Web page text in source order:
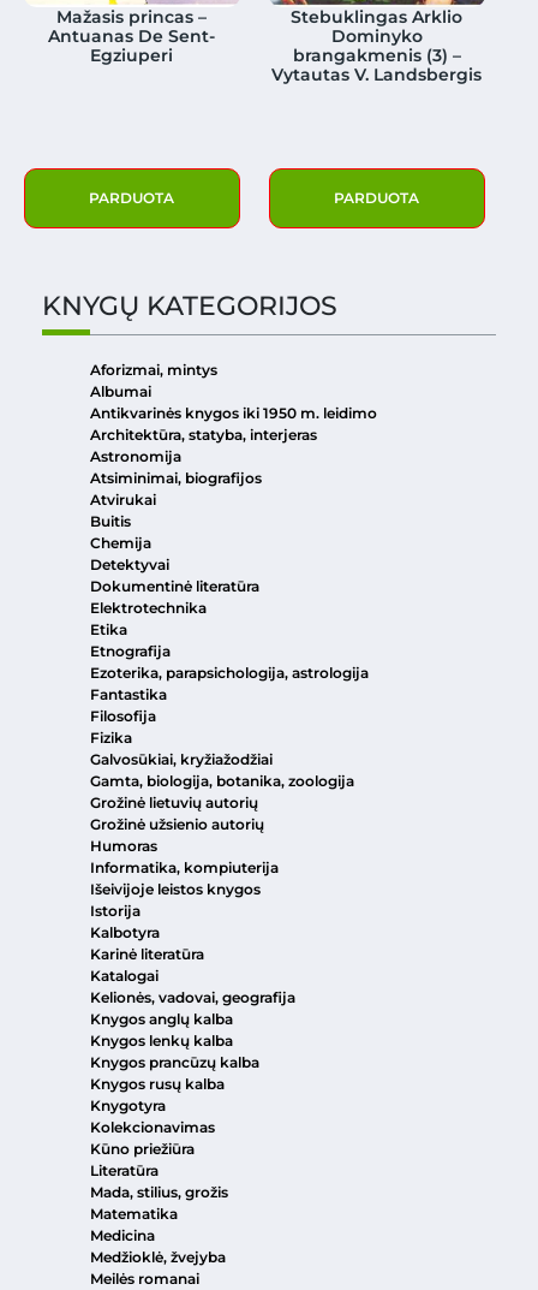
Mažasis princas –
Antuanas De Sent-
Egziuperi
PARDUOTA
Stebuklingas Arklio
Dominyko
brangakmenis (3) –
Vytautas V. Landsbergis
PARDUOTA
KNYGŲ KATEGORIJOS
Aforizmai, mintys
Albumai
Antikvarinės knygos iki 1950 m. leidimo
Architektūra, statyba, interjeras
Astronomija
Atsiminimai, biografijos
Atvirukai
Buitis
Chemija
Detektyvai
Dokumentinė literatūra
Elektrotechnika
Etika
Etnografija
Ezoterika, parapsichologija, astrologija
Fantastika
Filosofija
Fizika
Galvosūkiai, kryžiažodžiai
Gamta, biologija, botanika, zoologija
Grožinė lietuvių autorių
Grožinė užsienio autorių
Humoras
Informatika, kompiuterija
Išeivijoje leistos knygos
Istorija
Kalbotyra
Karinė literatūra
Katalogai
Kelionės, vadovai, geografija
Knygos anglų kalba
Knygos lenkų kalba
Knygos prancūzų kalba
Knygos rusų kalba
Knygotyra
Kolekcionavimas
Kūno priežiūra
Literatūra
Mada, stilius, grožis
Matematika
Medicina
Medžioklė, žvejyba
Meilės romanai